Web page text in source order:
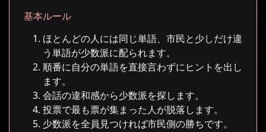
基本ルール
ほとんどの人には同じ単語、市民と少しだけ違
う単語が少数派に配られます。
順番に自分の単語を直接言わずにヒントを出し
ます。
会話の違和感から少数派を探します。
投票で最も票が集まった人が脱落します。
少数派を全員見つければ市民側の勝ちです。